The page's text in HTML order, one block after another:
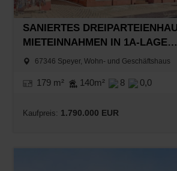
SANIERTES
MIETEINNAHMEN IN 1A-LAGE
MAXIMILIANSTRASSE
67346 Speyer, Wohn- und Geschäftshaus
179 m² 140m² 8 0,0
Kaufpreis: 1.790.000 EUR